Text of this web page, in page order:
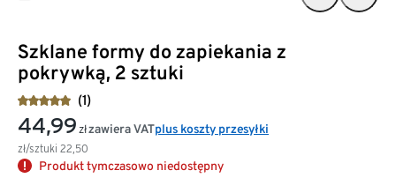
Szklane formy do zapiekania z
pokrywką, 2 sztuki
(1)
44,99 zł
zł/sztuki 22,50
zawiera VATplus koszty przesyłki
Produkt tymczasowo niedostępny